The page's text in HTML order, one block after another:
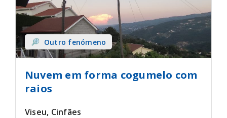
Outro fenómeno
Nuvem em forma cogumelo com
raios
Viseu, Cinfães